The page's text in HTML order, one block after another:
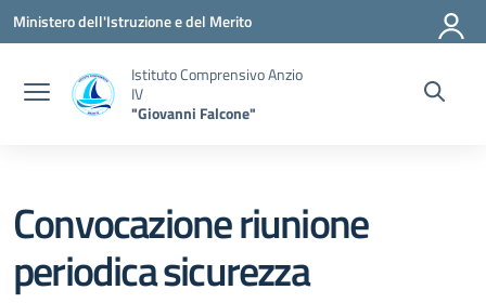
Vai ai contenuti
Vai al menu di navigazione
Vai al footer
Ministero dell'Istruzione e del Merito
Istituto Comprensivo Anzio
IV
"Giovanni Falcone"
Convocazione riunione
periodica sicurezza